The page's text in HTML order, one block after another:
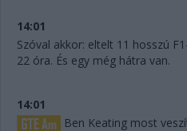
14:01
Szóval akkor: eltelt 11 hosszú
22 óra. És egy még hátra van.
14:01
Ben Keating most